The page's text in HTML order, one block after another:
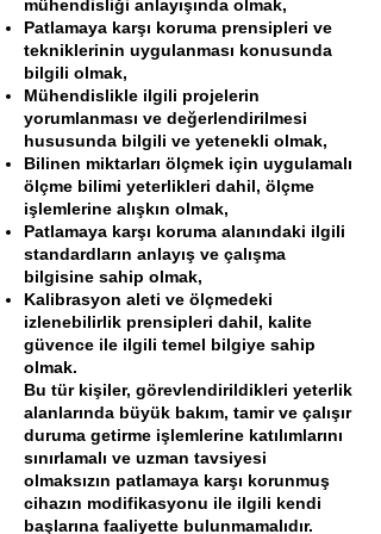
mühendisliği anlayışında olmak,
Patlamaya karşı koruma prensipleri ve
tekniklerinin uygulanması konusunda
bilgili olmak,
Mühendislikle ilgili projelerin
yorumlanması ve değerlendirilmesi
hususunda bilgili ve yetenekli olmak,
Bilinen miktarları ölçmek için uygulamalı
ölçme bilimi yeterlikleri dahil, ölçme
işlemlerine alışkın olmak,
Patlamaya karşı koruma alanındaki ilgili
standardların anlayış ve çalışma
bilgisine sahip olmak,
Kalibrasyon aleti ve ölçmedeki
izlenebilirlik prensipleri dahil, kalite
güvence ile ilgili temel bilgiye sahip
olmak.
Bu tür kişiler, görevlendirildikleri yeterlik
alanlarında büyük bakım, tamir ve çalışır
duruma getirme işlemlerine katılımlarını
sınırlamalı ve uzman tavsiyesi
olmaksızın patlamaya karşı korunmuş
cihazın modifikasyonu ile ilgili kendi
başlarına faaliyette bulunmamalıdır.